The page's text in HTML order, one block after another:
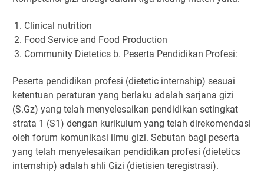
Clinical nutrition
Food Service and Food Production
Community Dietetics b. Peserta Pendidikan Profesi:
Peserta pendidikan profesi (dietetic internship) sesuai
ketentuan peraturan yang berlaku adalah sarjana gizi
(S.Gz) yang telah menyelesaikan pendidikan setingkat
strata 1 (S1) dengan kurikulum yang telah direkomendasi
oleh forum komunikasi ilmu gizi. Sebutan bagi peserta
yang telah menyelesaikan pendidikan profesi (dietetics
internship) adalah ahli Gizi (dietisien teregistrasi).